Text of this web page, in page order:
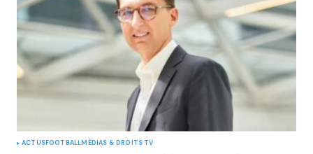
ACTUSFOOTBALLMÉDIAS & DROITS TV